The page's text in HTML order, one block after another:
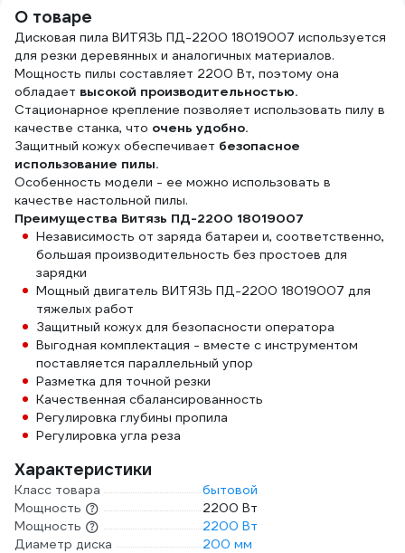
О товаре
Дисковая пила ВИТЯЗЬ ПД-2200 18019007 используется
для резки деревянных и аналогичных материалов.
Мощность пилы составляет 2200 Вт, поэтому она
обладает высокой производительностью.
Стационарное крепление позволяет использовать пилу в
качестве станка, что очень удобно.
Защитный кожух обеспечивает безопасное
использование пилы.
Особенность модели - ее можно использовать в
качестве настольной пилы.
Преимущества Витязь ПД-2200 18019007
Независимость от заряда батареи и, соответственно,
большая производительность без простоев для
зарядки
Мощный двигатель ВИТЯЗЬ ПД-2200 18019007 для
тяжелых работ
Защитный кожух для безопасности оператора
Выгодная комплектация - вместе с инструментом
поставляется параллельный упор
Разметка для точной резки
Качественная сбалансированность
Регулировка глубины пропила
Регулировка угла реза
Характеристики
Класс товара
бытовой
Мощность
2200 Вт
Мощность
2200 Вт
Диаметр диска
200 мм